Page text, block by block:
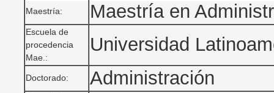
Maestría: Maestría en
Escuela de
procedencia
Mae.:
Universidad
Doctorado: Administración